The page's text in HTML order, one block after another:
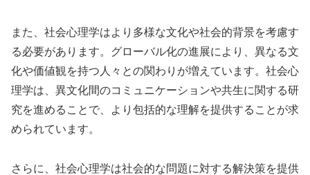
また、社会心理学はより多様な文化や社会的背景を考慮す
る必要があります。グローバル化の進展により、異なる文
化や価値観を持つ人々との関わりが増えています。社会心
理学は、異文化間のコミュニケーションや共生に関する研
究を進めることで、より包括的な理解を提供することが求
められています。
さらに、社会心理学は社会的な問題に対する解決策を提供